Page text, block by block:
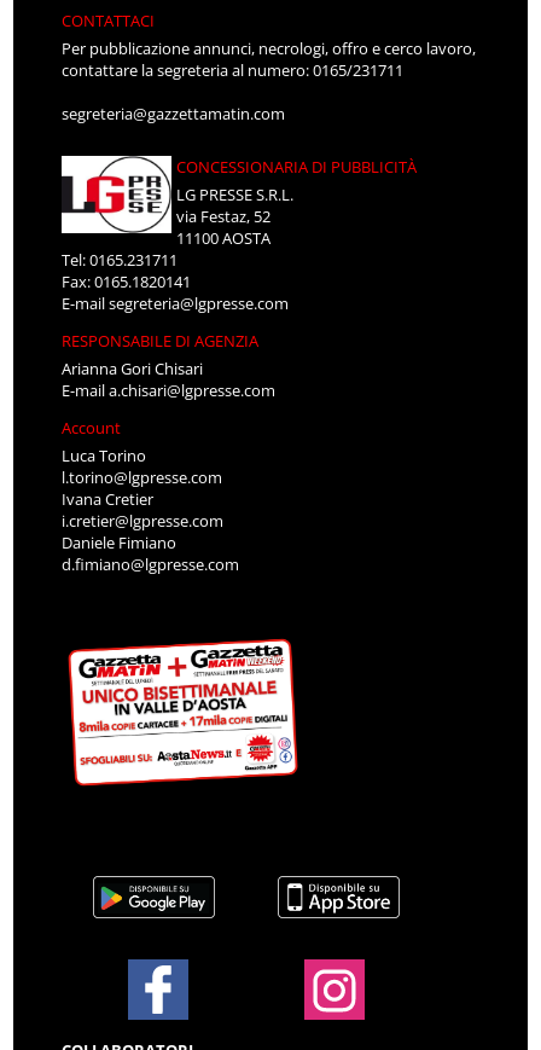
CONTATTACI
Per pubblicazione annunci, necrologi, offro e cerco lavoro,
contattare la segreteria al numero: 0165/231711
segreteria@gazzettamatin.com
CONCESSIONARIA DI PUBBLICITÀ
LG PRESSE S.R.L.
via Festaz, 52
11100 AOSTA
Tel: 0165.231711
Fax: 0165.1820141
E-mailsegreteria@lgpresse.com
RESPONSABILE DI AGENZIA
Arianna Gori Chisari
E-maila.chisari@lgpresse.com
Account
Luca Torino
l.torino@lgpresse.com
Ivana Cretier
i.cretier@lgpresse.com
Daniele Fimiano
d.fimiano@lgpresse.com